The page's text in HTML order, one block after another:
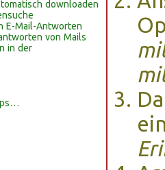
downloaden
E-Mail-Antworten
von Mails
in der